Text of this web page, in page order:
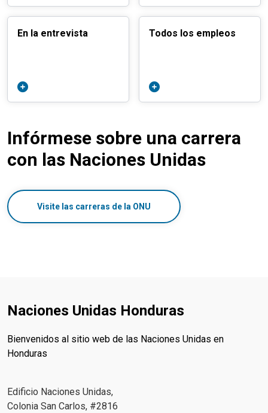
En la entrevista Todos los empleos
Infórmese sobre una carrera
con las Naciones Unidas
Visite las carreras de la ONU
Naciones Unidas Honduras
Bienvenidos al sitio web de las Naciones Unidas en
Honduras
Edificio Naciones Unidas,
Colonia San Carlos, #2816